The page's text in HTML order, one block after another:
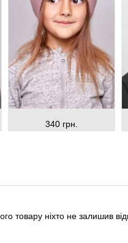
340 грн.
товару ніхто не залишив